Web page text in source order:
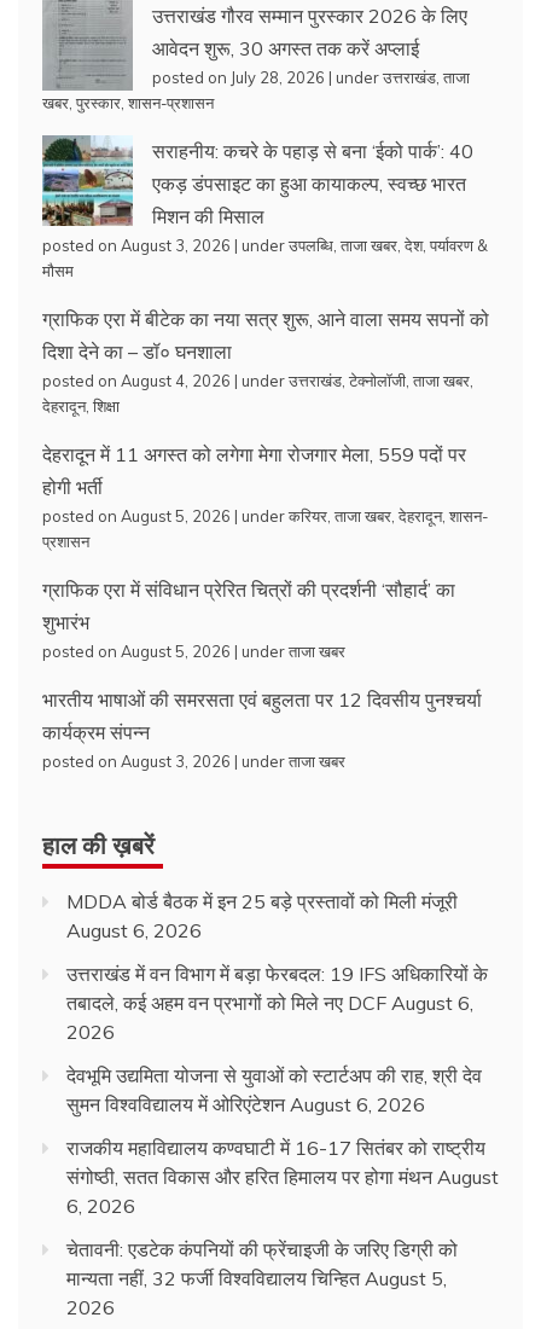
उत्तराखंड गौरव सम्मान पुरस्कार 2026 के लिए
आवेदन शुरू, 30 अगस्त तक करें अप्लाई
posted on July 28, 2026 | underउत्तराखंड ताजा
खबर पुरस्कार शासन-प्रशासन
सराहनीय: कचरे के पहाड़ से बना ‘ईको पार्क’: 40
एकड़ डंपसाइट का हुआ कायाकल्प, स्वच्छ भारत
मिशन की मिसाल
posted on August 3, 2026 | underउपलब्धि ताजा खबर देश, पर्यावरण &
मौसम
ग्राफिक एरा में बीटेक का नया सत्र शुरू, आने वाला समय सपनों को
दिशा देने का – डॉ० घनशाला
posted on August 4, 2026 | underउत्तराखंड टेक्नोलॉजी ताजा खबर
देहरादून, शिक्षा
देहरादून में 11 अगस्त को लगेगा मेगा रोजगार मेला, 559 पदों पर
होगी भर्ती
posted on August 5, 2026 | underकरियर ताजा खबर देहरादून, शासन-
प्रशासन
ग्राफिक एरा में संविधान प्रेरित चित्रों की प्रदर्शनी ‘सौहार्द’ का
शुभारंभ
posted on August 5, 2026 | underताजा खबर
भारतीय भाषाओं की समरसता एवं बहुलता पर 12 दिवसीय पुनश्चर्या
कार्यक्रम संपन्न
posted on August 3, 2026 | underताजा खबर
हाल की ख़बरें
MDDA बोर्ड बैठक में इन 25 बड़े प्रस्तावों को मिली मंजूरी
August 6, 2026
उत्तराखंड में वन विभाग में बड़ा फेरबदल: 19 IFS अधिकारियों के
तबादले, कई अहम वन प्रभागों को मिले नए DCF August 6,
2026
देवभूमि उद्यमिता योजना से युवाओं को स्टार्टअप की राह, श्री देव
सुमन विश्वविद्यालय में ओरिएंटेशन August 6, 2026
राजकीय महाविद्यालय कण्वघाटी में 16-17 सितंबर को राष्ट्रीय
संगोष्ठी, सतत विकास और हरित हिमालय पर होगा मंथन August
6, 2026
चेतावनी: एडटेक कंपनियों की फ्रेंचाइजी के जरिए डिग्री को
मान्यता नहीं, 32 फर्जी विश्वविद्यालय चिन्हित August 5,
2026